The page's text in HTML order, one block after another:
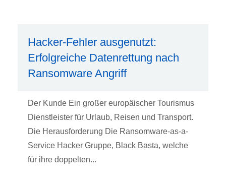
Hacker-Fehler ausgenutzt:
Erfolgreiche Datenrettung nach
Ransomware Angriff
Der Kunde Ein großer europäischer Tourismus
Dienstleister für Urlaub, Reisen und Transport.
Die Herausforderung Die Ransomware-as-a-
Service Hacker Gruppe, Black Basta, welche
für ihre doppelten...